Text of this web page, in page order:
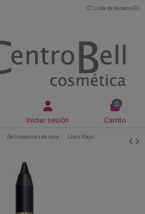
Lista de deseos (0 )
Iniciar sesión
0
Carrito
Delineadores de ojos
Lápiz Kajal